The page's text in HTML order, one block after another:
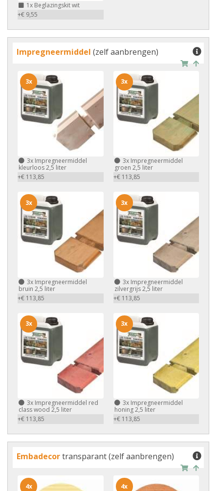
1x Beglazingskit wit
+€ 9,55
Impregneermiddel (zelf aanbrengen)
3x Impregneermiddel
kleurloos 2,5 liter
+€ 113,85
3x
3xImpregneermiddel
groen 2,5 liter
+€ 113,85
3x
3x Impregneermiddel
bruin 2,5 liter
+€ 113,85
3x
3xImpregneermiddel
zilvergrijs 2,5 liter
+€ 113,85
3x
3x Impregneermiddel red
class wood 2,5 liter
+€ 113,85
3x
3xImpregneermiddel
honing 2,5 liter
+€ 113,85
3x
Embadecortransparant (zelf aanbrengen)
4x 4x